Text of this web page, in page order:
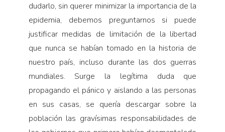
dudarlo, sin querer minimizar la importancia de la
epidemia, debemos preguntarnos si puede
justificar medidas de limitación de la libertad
que nunca se habían tomado en la historia de
nuestro país, incluso durante las dos guerras
mundiales. Surge la legítima duda que
propagando el pánico y aislando a las personas
en sus casas, se quería descargar sobre la
población las gravísimas responsabilidades de